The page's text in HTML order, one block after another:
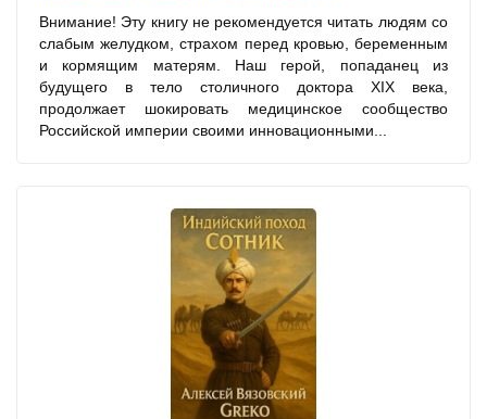
Внимание! Эту книгу не рекомендуется читать людям со
слабым желудком, страхом перед кровью, беременным
и кормящим матерям. Наш герой, попаданец из
будущего в тело столичного доктора XIX века,
продолжает шокировать медицинское сообщество
Российской империи своими инновационными...